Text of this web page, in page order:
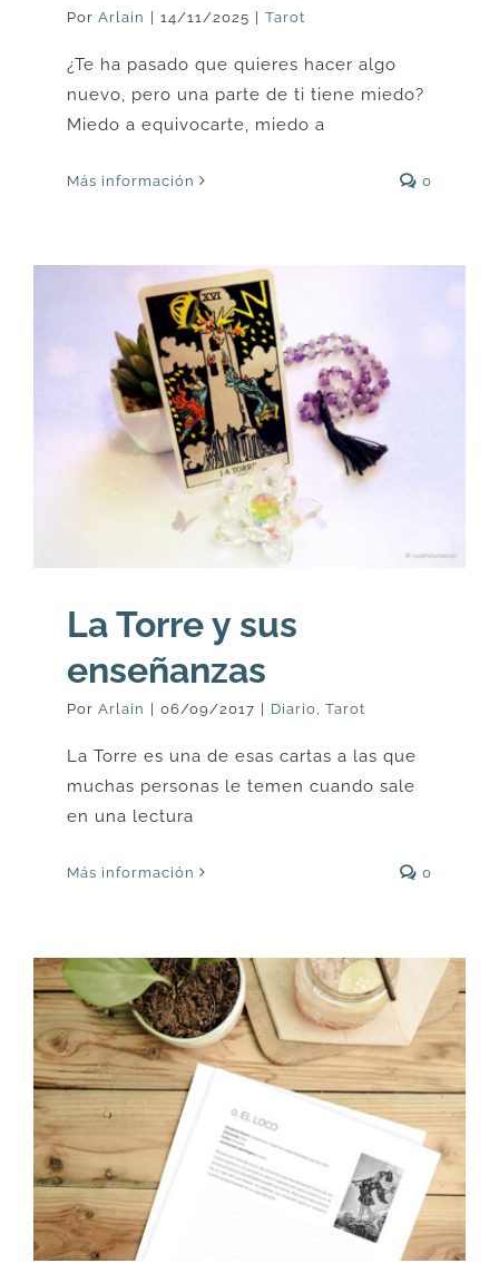
Por Arlain 14/11/2025 Tarot
¿Te ha pasado que quieres hacer algo
nuevo, pero una parte de ti tiene miedo?
Miedo a equivocarte, miedo a
Más información 0
La Torre y sus
enseñanzas
Por Arlain | 06/09/2017 | Diario Tarot
La Torre es una de esas cartas a las que
muchas personas le temen cuando sale
en una lectura
Más información 0